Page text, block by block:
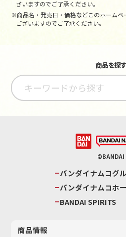
ざいますのでご了承ください。
※商品名・発売日・価格などこのホームペ
ございますのでご了承ください。
商品を探す
©BANDAI
バンダイナムコグ
バンダイナムコホ
BANDAI SPIRITS
商品情報